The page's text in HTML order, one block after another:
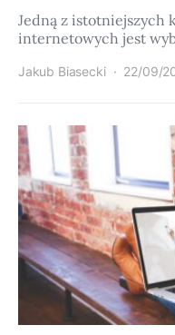
Jedną z
internetowych jest
Jakub Biasecki 22/09/